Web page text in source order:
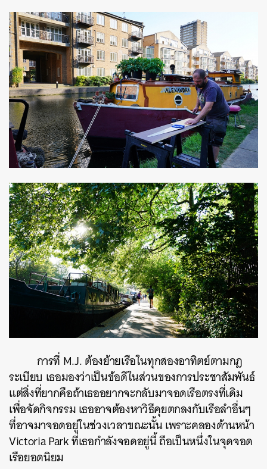
การที่ M.J. ต้องย้ายเรือในทุกสองอาทิตย์ตามกฎ
ระเบียบ เธอมองว่าเป็นข้อดีในส่วนของการประชาสัมพันธ์
แต่สิ่งที่ยากคือถ้าเธออยากจะกลับมาจอดเรือตรงที่เดิม
เพื่อจัดกิจกรรม เธออาจต้องหาวิธีคุยตกลงกับเรือลำอื่นๆ
ที่อาจมาจอดอยู่ในช่วงเวลาขณะนั้น เพราะคลองด้านหน้า
Victoria Park ที่เธอกำลังจอดอยู่นี้ ถือเป็นหนึ่งในจุดจอด
เรือยอดนิยม